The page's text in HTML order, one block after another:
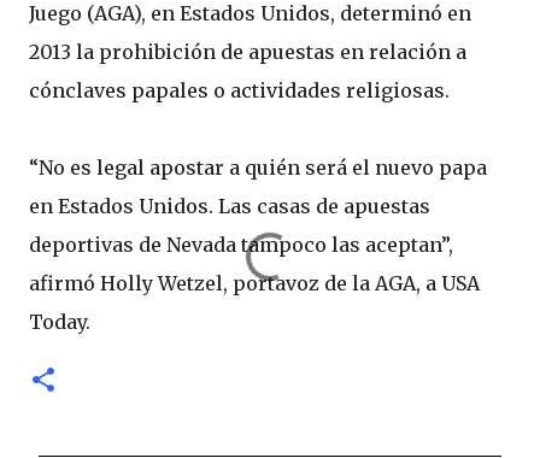
Juego (AGA), en Estados Unidos, determinó en
2013 la prohibición de apuestas en relación a
cónclaves papales o actividades religiosas.
“No es legal apostar a quién será el nuevo papa
en Estados Unidos. Las casas de apuestas
deportivas de Nevada tampoco las aceptan”,
afirmó Holly Wetzel, portavoz de la AGA, a USA
Today.